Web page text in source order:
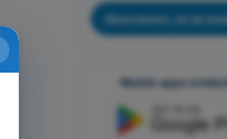
Abonnieren, es ist
Mobile apps